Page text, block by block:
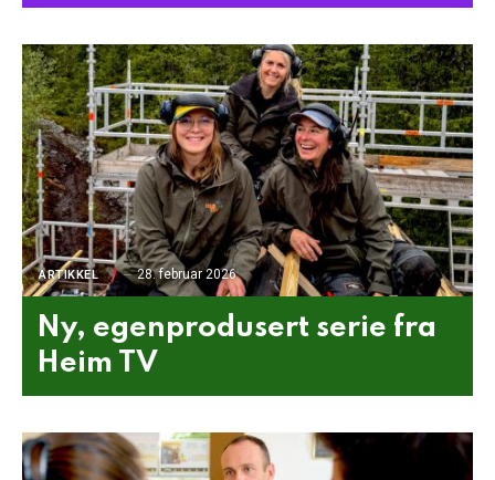
ARTIKKEL 28. februar 2026
Ny, egenprodusert serie fra
Heim TV